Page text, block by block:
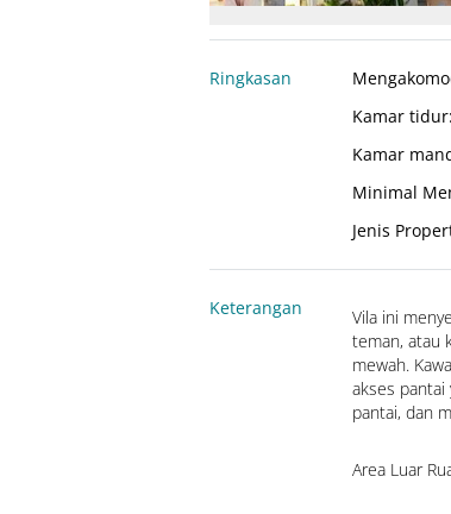
Ringkasan
Kamar tidur:
Kamar
Minimal
Jenis
Keterangan
Vila ini
teman, atau
mewah.
akses pantai
pantai, dan
Area Luar